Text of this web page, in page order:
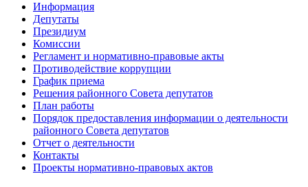
Информация
Депутаты
Президиум
Комиссии
Регламент и нормативно-правовые акты
Противодействие коррупции
График приема
Решения районного Совета депутатов
План работы
Порядок предоставления информации о деятельности
районного Совета депутатов
Отчет о деятельности
Контакты
Проекты нормативно-правовых актов